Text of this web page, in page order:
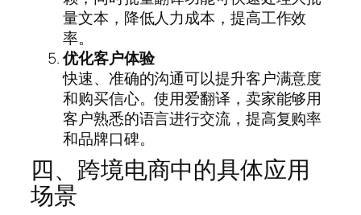
量文本，降低人力成本，提高工作效
率。
优化客户体验
快速、准确的沟通可以提升客户满意度
和购买信心。使用爱翻译，卖家能够用
客户熟悉的语言进行交流，提高复购率
和品牌口碑。
四、跨境电商中的具体应用
场景